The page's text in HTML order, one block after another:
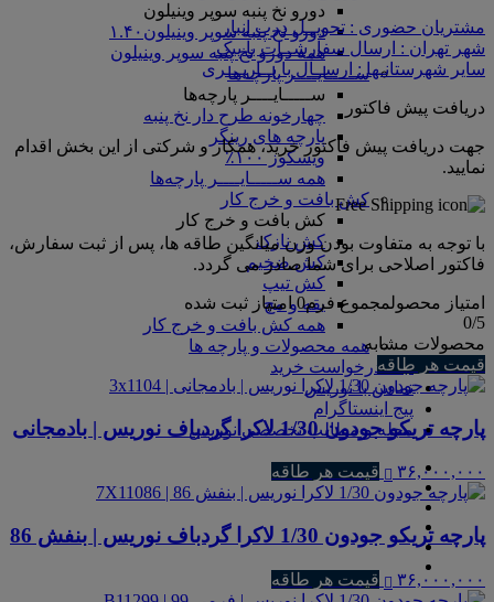
دورو نخ پنبه سوپر وینیلون
دورو نخ پنبه سوپر وینیلون۱.۴۰
همه دورو نخ پنبه سوپر وینیلون
ســـــایــــر پارچه‌ها
ســـــایــــر پارچه‌ها
چهارخونه طرح دار نخ پنبه
پارچه های رینگر
ویسکوز ۱۰۰٪
همه ســـــایــــر پارچه‌ها
کش بافت و خرج کار
کش بافت و خرج کار
کش نازک
کش ضخیم
کش تیپ
یقه و مچ
همه کش بافت و خرج کار
همه محصولات و پارچه ها
ثبت درخواست خرید
تماس با نوریس
پیج اینستاگرام
مجله و مطالب تخصصی نوریس
مشتریان حضوری : تحویــل درب انبار
شهر تهران : ارسال سفارشــات با پیک
سایر شهرستانـها : ارســال با بــاربـــری
دریافت پیش فاکتور
جهت دریافت پیش فاکتور خرید، همکار و شرکتی از این بخش اقدام
نمایید.
با توجه به متفاوت بودن وزن میانگین طاقه ها، پس از ثبت سفارش،
فاکتور اصلاحی برای شما صادر می گردد.
امتیاز محصولمجموع فرم0امتیاز ثبت شده
0/5
محصولات مشابه
قیمت هر طاقه
پارچه تریکو جودون 1/30 لاکرا گردباف نوریس | بادمجانی
۳۶,۰۰۰,۰۰۰ قیمت هر طاقه
پارچه تریکو جودون 1/30 لاکرا گردباف نوریس | بنفش 86
۳۶,۰۰۰,۰۰۰ قیمت هر طاقه